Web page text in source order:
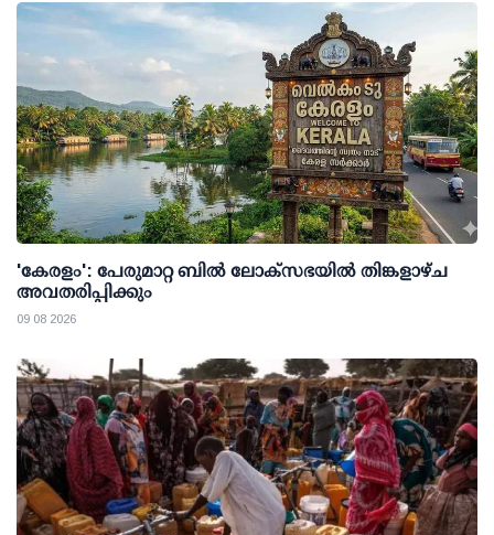
'കേരളം': പേരുമാറ്റ ബില്‍ ലോക്സഭയില്‍ തിങ്കളാഴ്ച
അവതരിപ്പിക്കും
09 08 2026